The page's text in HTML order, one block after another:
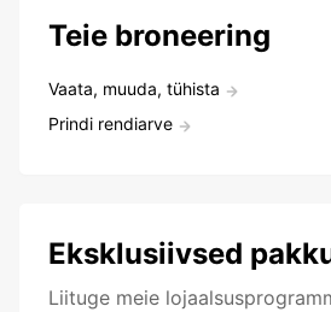
Teie broneering
Vaata, muuda, tühista
Prindi rendiarve
Eksklusiivsed
Liituge meie